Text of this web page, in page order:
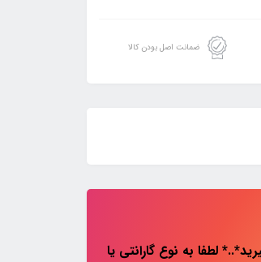
ضمانت اصل بودن کالا
لطفا به نوع گارانتی یا